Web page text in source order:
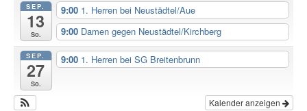
SEP.
13
So.
9:00 1. Herren bei Neustädtel/Aue
9:00 Damen gegen Neustädtel/Kirchberg
SEP.
27
So.
9:00 1. Herren bei SG Breitenbrunn
Kalender anzeigen